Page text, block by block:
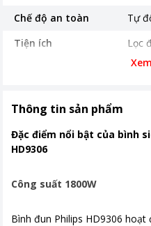
Chế độ an toàn
Tự
Tiện ích
Lọc
24
Khoảng giá
Kích thước, khối lượng
Thông tin sản phẩm
Đặc điểm nổi bật của bình
HD9306
Công suất 1800W
Bình đun Philips HD9306